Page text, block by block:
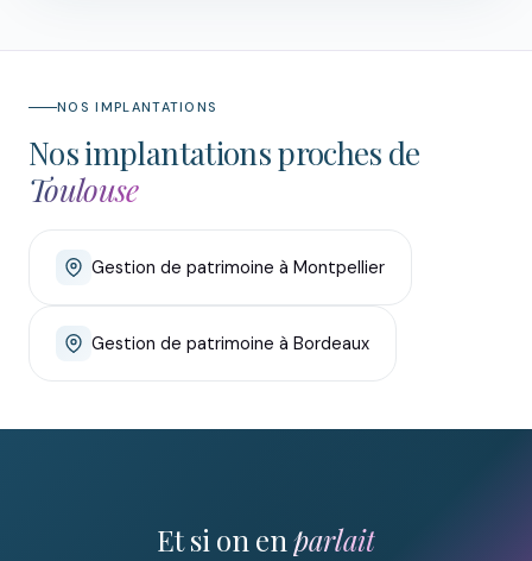
NOS IMPLANTATIONS
Nos implantations proches de
Toulouse
Gestion de patrimoine à Montpellier
Gestion de patrimoine à Bordeaux
Et si on enparlait